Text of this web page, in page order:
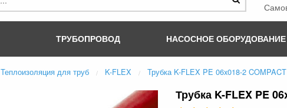
ТРУБОПРОВОД НАСОСНОЕ ОБОРУДОВАНИЕ
Теплоизоляция для труб K-FLEX Трубка K-FLEX PE 06x018-2
Трубка K-FLEX PE